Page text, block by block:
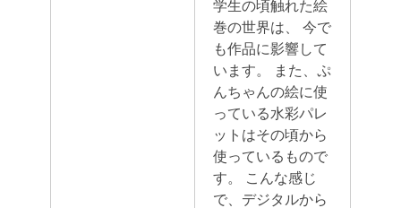
学生の頃触れた絵
巻の世界は、 今で
も作品に影響して
います。
また、ぷ
んちゃんの絵に使
っている水彩パレ
ットはその頃から
使っているもので
す。 こんな感じ
で、デジタルから